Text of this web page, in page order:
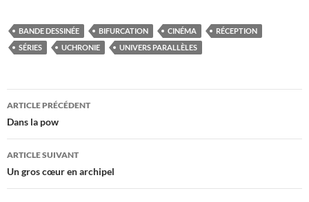
BANDE DESSINÉE BIFURCATION CINÉMA
RÉCEPTION
SÉRIES
UCHRONIE UNIVERS PARALLÈLES
Navigation
des
articles
ARTICLE PRÉCÉDENT
Dans la pow
ARTICLE SUIVANT
Un gros cœur en archipel